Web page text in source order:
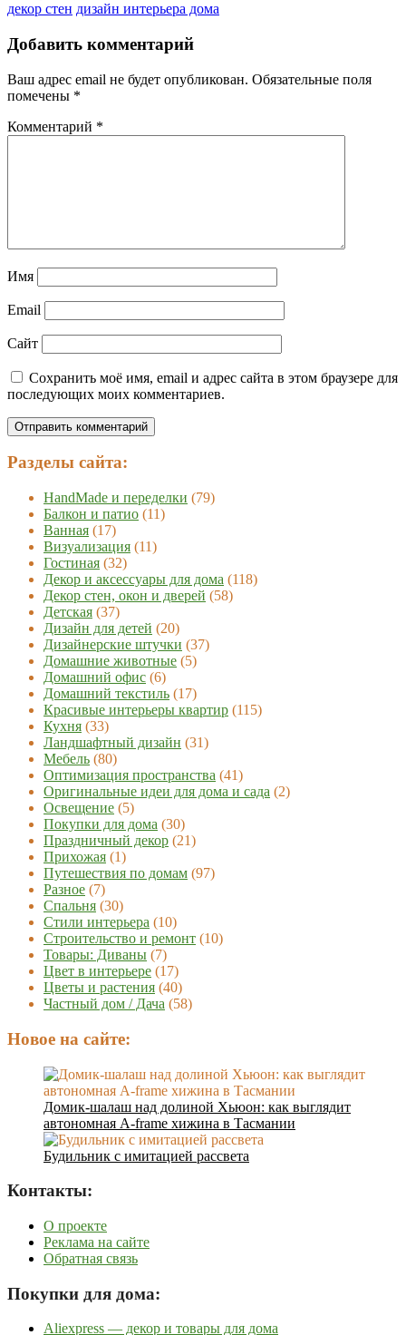
декор стен дизайн интерьера дома
Добавить комментарий
Ваш адрес email не будет опубликован. Обязательные поля
помечены *
Комментарий *
Имя
Email
Сайт
Сохранить моё имя, email и адрес сайта в этом браузере для
последующих моих комментариев.
Разделы сайта:
HandMade и переделки (79)
Балкон и патио (11)
Ванная (17)
Визуализация (11)
Гостиная (32)
Декор и аксессуары для дома (118)
Декор стен, окон и дверей (58)
Детская (37)
Дизайн для детей (20)
Дизайнерские штучки (37)
Домашние животные (5)
Домашний офис (6)
Домашний текстиль (17)
Красивые интерьеры квартир (115)
Кухня (33)
Ландшафтный дизайн (31)
Мебель (80)
Оптимизация пространства (41)
Оригинальные идеи для дома и сада (2)
Освещение (5)
Покупки для дома (30)
Праздничный декор (21)
Прихожая (1)
Путешествия по домам (97)
Разное (7)
Спальня (30)
Стили интерьера (10)
Строительство и ремонт (10)
Товары: Диваны (7)
Цвет в интерьере (17)
Цветы и растения (40)
Частный дом / Дача (58)
Новое на сайте:
Домик-шалаш над долиной Хьюон: как выглядит
автономная A-frame хижина в Тасмании
Будильник с имитацией рассвета
Контакты:
О проекте
Реклама на сайте
Обратная связь
Покупки для дома:
Aliexpress — декор и товары для дома